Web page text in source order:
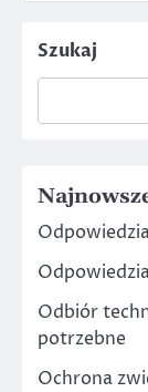
Szukaj
Odbiór
potrzebne
Ochrona